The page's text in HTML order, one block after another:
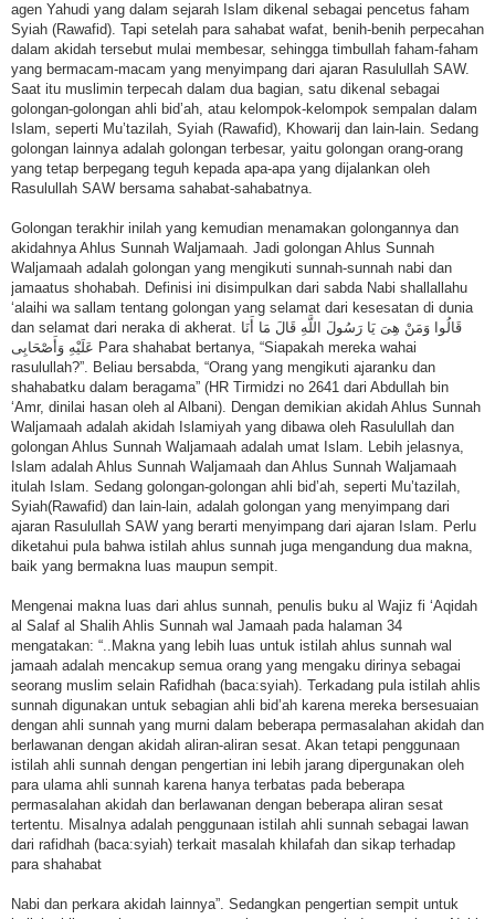
agen Yahudi yang dalam sejarah Islam dikenal sebagai pencetus faham
Syiah (Rawafid). Tapi setelah para sahabat wafat, benih-benih perpecahan
dalam akidah tersebut mulai membesar, sehingga timbullah faham-faham
yang bermacam-macam yang menyimpang dari ajaran Rasulullah SAW.
Saat itu muslimin terpecah dalam dua bagian, satu dikenal sebagai
golongan-golongan ahli bid’ah, atau kelompok-kelompok sempalan dalam
Islam, seperti Mu’tazilah, Syiah (Rawafid), Khowarij dan lain-lain. Sedang
golongan lainnya adalah golongan terbesar, yaitu golongan orang-orang
yang tetap berpegang teguh kepada apa-apa yang dijalankan oleh
Rasulullah SAW bersama sahabat-sahabatnya.
Golongan terakhir inilah yang kemudian menamakan golongannya dan
akidahnya Ahlus Sunnah Waljamaah. Jadi golongan Ahlus Sunnah
Waljamaah adalah golongan yang mengikuti sunnah-sunnah nabi dan
jamaatus shohabah. Definisi ini disimpulkan dari sabda Nabi shallallahu
‘alaihi wa sallam tentang golongan yang selamat dari kesesatan di dunia
dan selamat dari neraka di akherat. قَالُوا وَمَنْ هِىَ يَا رَسُولَ اللَّهِ قَالَ مَا أَنَا
عَلَيْهِ وَأَصْحَابِى Para shahabat bertanya, “Siapakah mereka wahai
rasulullah?”. Beliau bersabda, “Orang yang mengikuti ajaranku dan
shahabatku dalam beragama” (HR Tirmidzi no 2641 dari Abdullah bin
‘Amr, dinilai hasan oleh al Albani). Dengan demikian akidah Ahlus Sunnah
Waljamaah adalah akidah Islamiyah yang dibawa oleh Rasulullah dan
golongan Ahlus Sunnah Waljamaah adalah umat Islam. Lebih jelasnya,
Islam adalah Ahlus Sunnah Waljamaah dan Ahlus Sunnah Waljamaah
itulah Islam. Sedang golongan-golongan ahli bid’ah, seperti Mu’tazilah,
Syiah(Rawafid) dan lain-lain, adalah golongan yang menyimpang dari
ajaran Rasulullah SAW yang berarti menyimpang dari ajaran Islam. Perlu
diketahui pula bahwa istilah ahlus sunnah juga mengandung dua makna,
baik yang bermakna luas maupun sempit.
Mengenai makna luas dari ahlus sunnah, penulis buku al Wajiz fi ‘Aqidah
al Salaf al Shalih Ahlis Sunnah wal Jamaah pada halaman 34
mengatakan: “..Makna yang lebih luas untuk istilah ahlus sunnah wal
jamaah adalah mencakup semua orang yang mengaku dirinya sebagai
seorang muslim selain Rafidhah (baca:syiah). Terkadang pula istilah ahlis
sunnah digunakan untuk sebagian ahli bid’ah karena mereka bersesuaian
dengan ahli sunnah yang murni dalam beberapa permasalahan akidah dan
berlawanan dengan akidah aliran-aliran sesat. Akan tetapi penggunaan
istilah ahli sunnah dengan pengertian ini lebih jarang dipergunakan oleh
para ulama ahli sunnah karena hanya terbatas pada beberapa
permasalahan akidah dan berlawanan dengan beberapa aliran sesat
tertentu. Misalnya adalah penggunaan istilah ahli sunnah sebagai lawan
dari rafidhah (baca:syiah) terkait masalah khilafah dan sikap terhadap
para shahabat
Nabi dan perkara akidah lainnya”. Sedangkan pengertian sempit untuk